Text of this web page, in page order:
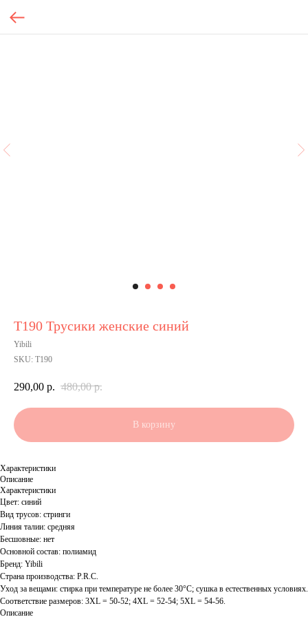
Т190 Трусики женские синий
Yibili
SKU: Т190
290,00 р. 480,00 р.
В корзину
Характеристики
Описание
Характеристики
Цвет: синий
Вид трусов: стринги
Линия талии: средняя
Бесшовные: нет
Основной состав: полиамид
Бренд: Yibili
Страна производства: P.R.C.
Уход за вещами: стирка при температуре не более 30°C; сушка в естественных условиях.
Соответствие размеров: 3XL = 50-52; 4XL = 52-54; 5XL = 54-56.
Описание